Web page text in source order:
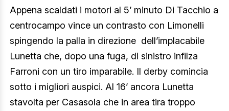
Appena scaldati i motori al 5’ minuto Di Tacchio a
centrocampo vince un contrasto con Limonelli
spingendo la palla in direzione dell’implacabile
Lunetta che, dopo una fuga, di sinistro infilza
Farroni con un tiro imparabile. Il derby comincia
sotto i migliori auspici. Al 16’ ancora Lunetta
stavolta per Casasola che in area tira troppo